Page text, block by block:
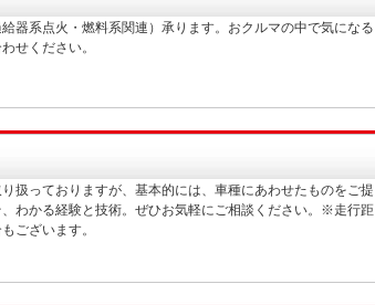
器系点火・燃料系関連）承ります。おクルマの中で気になる
せください。
扱っておりますが、基本的には、車種にあわせたものをご提
わかる経験と技術。ぜひお気軽にご相談ください。※走行距
ございます。